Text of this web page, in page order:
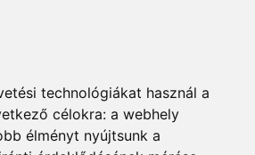
technológiákat használ a
célokra: a webhely
élményt nyújtsunk a